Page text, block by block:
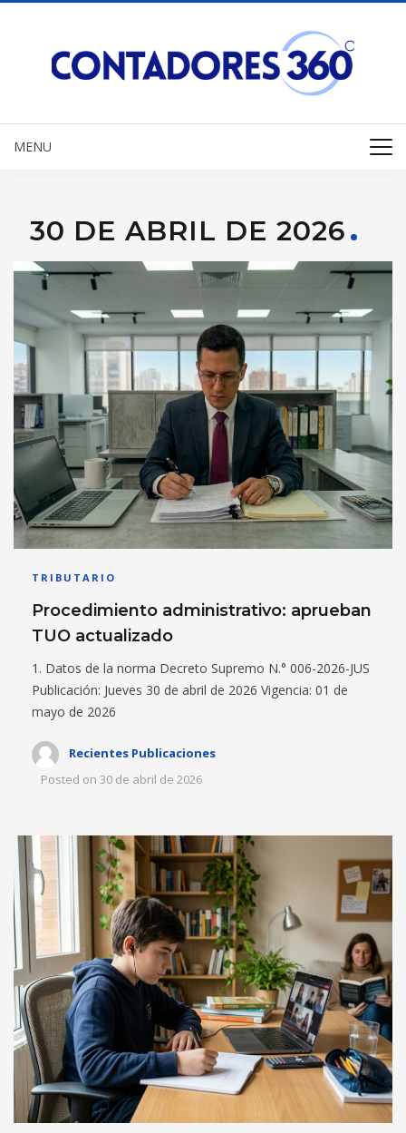
MENU
30 DE ABRIL DE 2026
TRIBUTARIO
Procedimiento administrativo: aprueban
TUO actualizado
1. Datos de la norma Decreto Supremo N.° 006-2026-JUS
Publicación: Jueves 30 de abril de 2026 Vigencia: 01 de
mayo de 2026
Recientes Publicaciones
Posted on 30 de abril de 2026